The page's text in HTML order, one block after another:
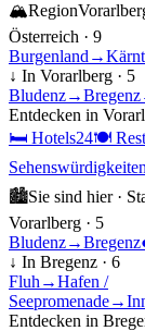
🏔Region
Österreich · 9
Burgenland →
↓ In Vorarlberg · 5
Bludenz→Bregenz
Entdecken in
🛏 Hotels24🍽
Sehenswürdigkeiten
🏙Sie sind hier ·
Vorarlberg · 5
Bludenz→Bregenz
↓ In Bregenz · 6
Fluh →Hafen /
Seepromenade→
Entdecken in